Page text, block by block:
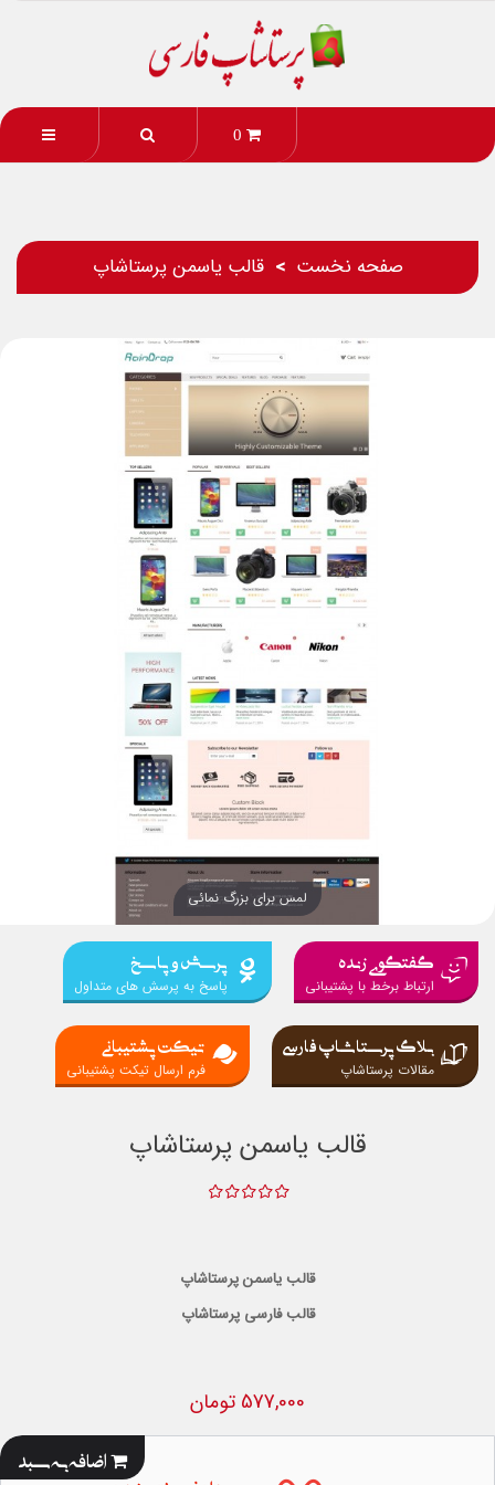
0
صفحه نخست قالب یاسمن پرستاشاپ
لمس برای بزرگ نمائی
گفتگوی زنده
ارتباط برخط با پشتیبانی
پرسش و پاسخ
پاسخ به پرسش های متداول
بلاگ پرستاشاپ فارسی
مقالات پرستاشاپ
تیکت پشتیبانی
فرم ارسال تیکت پشتیبانی
قالب یاسمن پرستاشاپ
قالب یاسمن پرستاشاپ
قالب فارسی پرستاشاپ
577,000 تومان
اضافه به سبد